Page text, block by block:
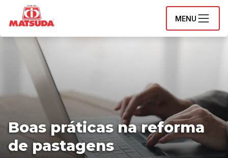
MENU
Boas práticas na reforma
de pastagens